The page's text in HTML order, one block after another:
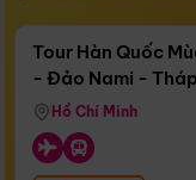
Còn17 ngày 06:47:20
Bay Sun Phuquoc
Tour Hàn Quốc
- Đảo Nami -
Airways)
Hồ Chí Minh